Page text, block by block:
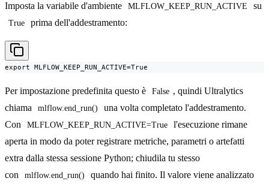
Imposta la variabile d'ambiente MLFLOW_KEEP_RUN_ACTIVE su
True prima dell'addestramento:
export MLFLOW_KEEP_RUN_ACTIVE=True
Per impostazione predefinita questo è False , quindi Ultralytics
chiama
mlflow.end_run()
una volta completato l'addestramento.
Con
MLFLOW_KEEP_RUN_ACTIVE=True
l'esecuzione rimane
aperta in modo da poter registrare metriche, parametri o artefatti
extra dalla stessa sessione Python; chiudila tu stesso
con
mlflow.end_run()
quando hai finito. Il valore viene analizzato